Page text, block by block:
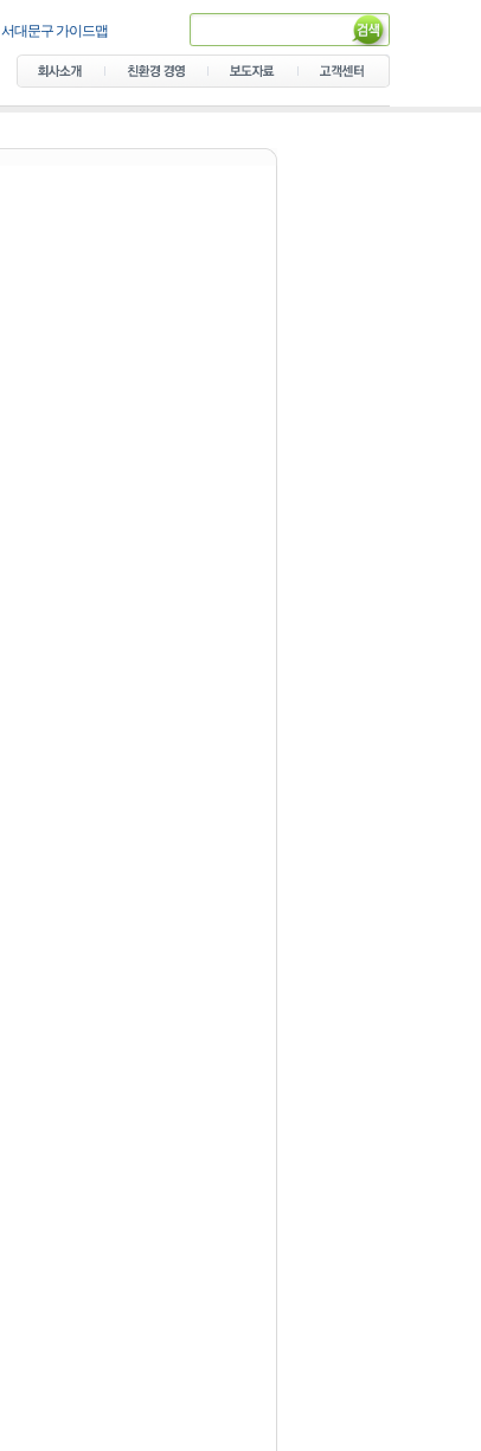
예산 다국어 관광 가이드맵
용산가족공원 다국어 안내지
음성군 관광안내지도 제작
의정부 숲길 안내지도
도